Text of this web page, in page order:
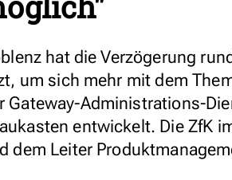
hat die Verzögerung
um sich mehr mit dem
Gateway-Administrations-
entwickelt. Die ZfK
dem Leiter